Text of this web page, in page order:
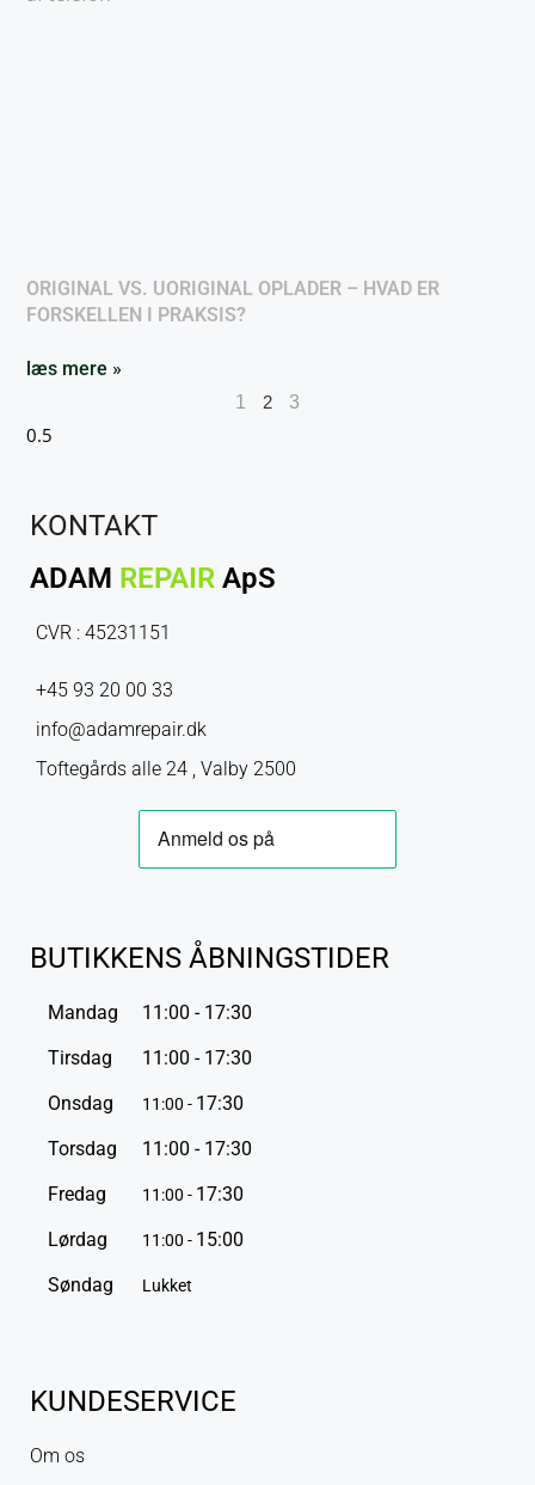
ORIGINAL VS. UORIGINAL OPLADER – HVAD ER
FORSKELLEN I PRAKSIS?
læs mere »
1 2 3
KONTAKT
ADAM REPAIR ApS
CVR : 45231151
+45 93 20 00 33
info@adamrepair.dk
Toftegårds alle 24 , Valby 2500
BUTIKKENS ÅBNINGSTIDER
Mandag
11:00 - 17:30
Tirsdag
11:00 - 17:30
Onsdag
11:00 - 17:30
Torsdag
11:00 - 17:30
Fredag
11:00 - 17:30
Lørdag
11:00 - 15:00
Søndag
Lukket
KUNDESERVICE
Om os